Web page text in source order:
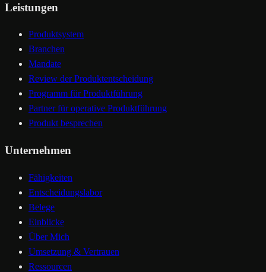
Leistungen
Produktsystem
Branchen
Mandate
Review der Produktentscheidung
Programm für Produktführung
Partner für operative Produktführung
Produkt besprechen
Unternehmen
Fähigkeiten
Entscheidungslabor
Belege
Einblicke
Über Mich
Umsetzung & Vertrauen
Ressourcen